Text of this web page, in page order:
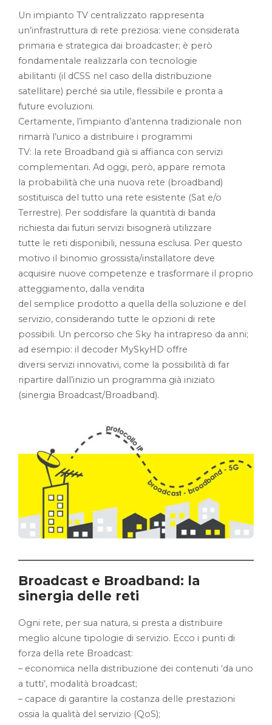
Un impianto TV centralizzato rappresenta
un’infrastruttura di rete preziosa: viene considerata
primaria e strategica dai broadcaster; è però
fondamentale realizzarla con tecnologie
abilitanti (il dCSS nel caso della distribuzione
satellitare) perché sia utile, flessibile e pronta a
future evoluzioni.
Certamente, l’impianto d’antenna tradizionale non
rimarrà l’unico a distribuire i programmi
TV: la rete Broadband già si affianca con servizi
complementari. Ad oggi, però, appare remota
la probabilità che una nuova rete (broadband)
sostituisca del tutto una rete esistente (Sat e/o
Terrestre). Per soddisfare la quantità di banda
richiesta dai futuri servizi bisognerà utilizzare
tutte le reti disponibili, nessuna esclusa. Per questo
motivo il binomio grossista/installatore deve
acquisire nuove competenze e trasformare il proprio
atteggiamento, dalla vendita
del semplice prodotto a quella della soluzione e del
servizio, considerando tutte le opzioni di rete
possibili. Un percorso che Sky ha intrapreso da anni;
ad esempio: il decoder MySkyHD offre
diversi servizi innovativi, come la possibilità di far
ripartire dall’inizio un programma già iniziato
(sinergia Broadcast/Broadband).
Broadcast e Broadband: la
sinergia delle reti
Ogni rete, per sua natura, si presta a distribuire
meglio alcune tipologie di servizio. Ecco i punti di
forza della rete Broadcast:
– economica nella distribuzione dei contenuti ‘da uno
a tutti’, modalità broadcast;
– capace di garantire la costanza delle prestazioni
ossia la qualità del servizio (QoS);